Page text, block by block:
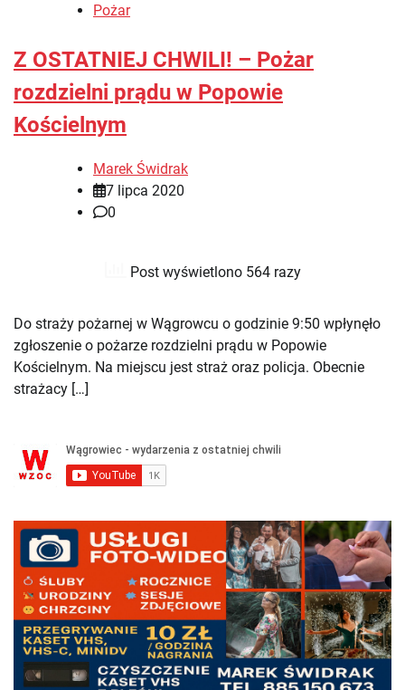
Pożar
Z OSTATNIEJ CHWILI! – Pożar
rozdzielni prądu w Popowie
Kościelnym
Marek Świdrak
7 lipca 2020
0
Post wyświetlono 564 razy
Do straży pożarnej w Wągrowcu o godzinie 9:50 wpłynęło
zgłoszenie o pożarze rozdzielni prądu w Popowie
Kościelnym. Na miejscu jest straż oraz policja. Obecnie
strażacy […]